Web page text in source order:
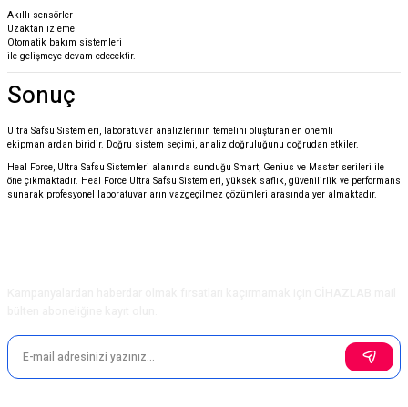
Akıllı sensörler
Uzaktan izleme
Otomatik bakım sistemleri
ile gelişmeye devam edecektir.
Sonuç
Ultra Safsu Sistemleri, laboratuvar analizlerinin temelini oluşturan en önemli
ekipmanlardan biridir. Doğru sistem seçimi, analiz doğruluğunu doğrudan etkiler.
Heal Force, Ultra Safsu Sistemleri alanında sunduğu Smart, Genius ve Master serileri ile
öne çıkmaktadır. Heal Force Ultra Safsu Sistemleri, yüksek saflık, güvenilirlik ve performans
sunarak profesyonel laboratuvarların vazgeçilmez çözümleri arasında yer almaktadır.